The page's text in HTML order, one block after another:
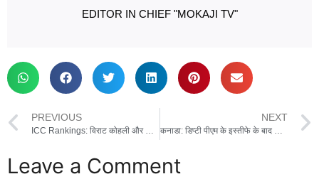
EDITOR IN CHIEF "MOKAJI TV"
PREVIOUS NEXT
Leave a Comment